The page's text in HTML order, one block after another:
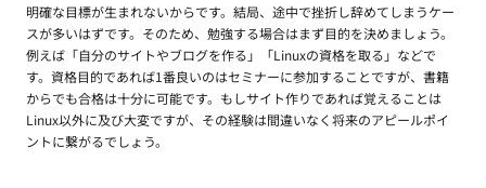
明確な目標が生まれないからです。結局、途中で挫折し辞めてしまうケー
スが多いはずです。そのため、勉強する場合はまず目的を決めましょう。
例えば「自分のサイトやブログを作る」「Linuxの資格を取る」などで
す。資格目的であれば1番良いのはセミナーに参加することですが、書籍
からでも合格は十分に可能です。もしサイト作りであれば覚えることは
Linux以外に及び大変ですが、その経験は間違いなく将来のアピールポイ
ントに繋がるでしょう。